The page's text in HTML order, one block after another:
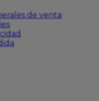
de venta